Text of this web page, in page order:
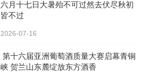
‌六月十七日大暑殆不可过然去伏尽秋初
皆不过
2026-07-16
第十六届亚洲葡萄酒质量大赛启幕青铜
峡 贺兰山东麓绽放东方酒香